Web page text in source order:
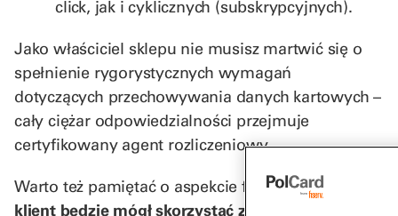
click, jak i cyklicznych (subskrypcyjnych).
Jako właściciel sklepu nie musisz martwić się o
spełnienie rygorystycznych wymagań
dotyczących przechowywania danych kartowych –
cały ciężar odpowiedzialności przejmuje
certyfikowany agent rozliczeniowy.
Warto też pamiętać o aspekcie formalnym:
klient będzie mógł skorzystać z funkcji one-click,